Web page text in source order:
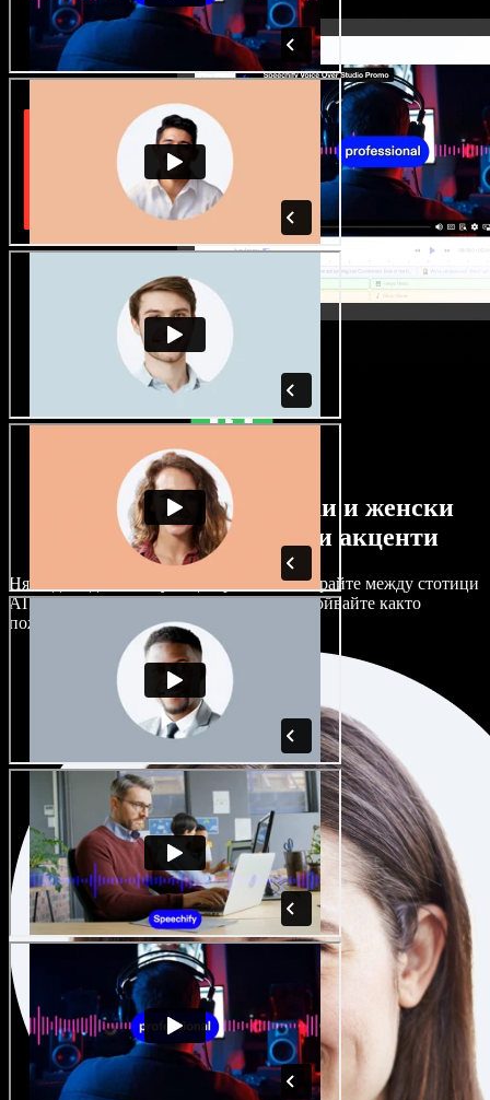
Огромен избор от мъжки и женски
гласове с най-различни акценти
Няма два еднакво звучащи проекта. Избирайте между стотици
AI гласови актьори и акценти и ги настройвайте както
пожелаете.